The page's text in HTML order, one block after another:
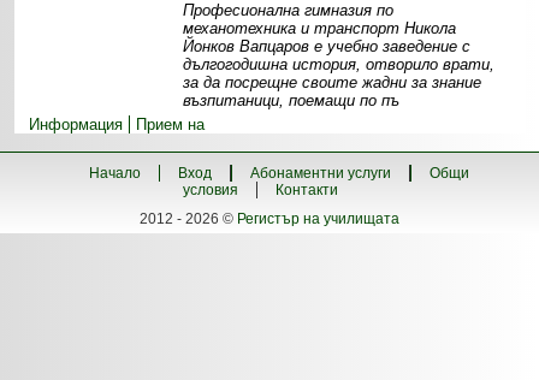
Професионална гимназия по
механотехника и транспорт Никола
Йонков Вапцаров е учебно заведение с
дългогодишна история, отворило врати,
за да посрещне своите жадни за знание
възпитаници, поемащи по пъ
Информация
Прием на
Начало Вход Абонаментни услуги
Общи
условия
Контакти
2012 - 2026 © Регистър на училищата